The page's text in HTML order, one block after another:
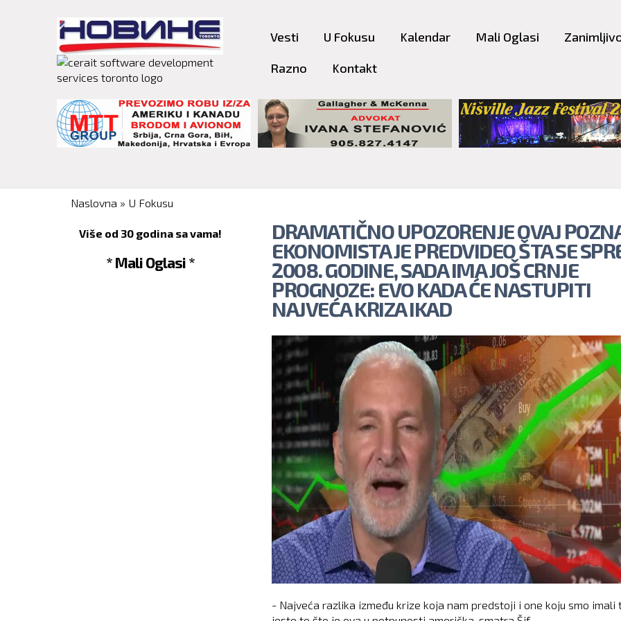
content
Vesti U Fokusu Kalendar Mali Oglasi
Razno Kontakt
You are here
Naslovna » U Fokusu
Više od 30 godina sa vama!
* Mali Oglasi *
DRAMATIČNO UPOZORENJE OVAJ
EKONOMISTA JE PREDVIDEO ŠTA SE
2008. GODINE, SADA IMA JOŠ CRNJE
PROGNOZE: EVO KADA ĆE NASTUPITI
NAJVEĆA KRIZA IKAD
- Najveća razlika između krize koja nam predstoji i one koju smo imali